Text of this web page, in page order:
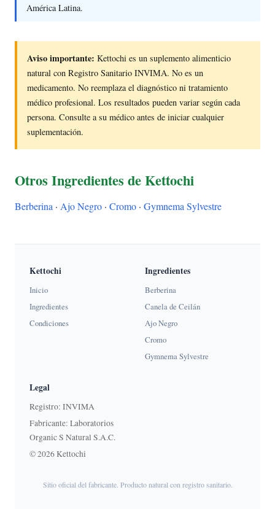
América Latina.
Aviso importante: Kettochi es un suplemento alimenticio
natural con Registro Sanitario INVIMA. No es un
medicamento. No reemplaza el diagnóstico ni tratamiento
médico profesional. Los resultados pueden variar según cada
persona. Consulte a su médico antes de iniciar cualquier
suplementación.
Otros Ingredientes de Kettochi
Berberina · Ajo Negro · Cromo · Gymnema Sylvestre
Kettochi
Inicio
Ingredientes
Condiciones
Ingredientes
Berberina
Canela de Ceilán
Ajo Negro
Cromo
Gymnema Sylvestre
Legal
Registro: INVIMA
Fabricante: Laboratorios
Organic S Natural S.A.C.
© 2026 Kettochi
Sitio oficial del fabricante. Producto natural con registro sanitario.